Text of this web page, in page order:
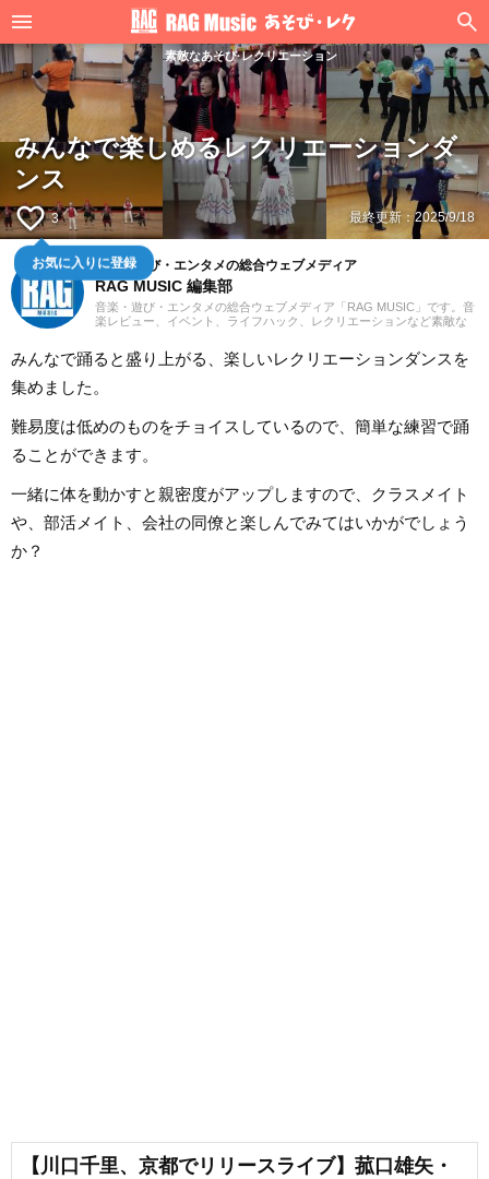
素敵なあそび·レクリエーション
みんなで楽しめるレクリエーションダ
ンス
favorite_border 3
お気に入りに登録
最終更新：2025/9/18
音楽・遊び・エンタメの総合ウェブメディア
RAG MUSIC 編集部
音楽・遊び・エンタメの総合ウェブメディア「RAG MUSIC」です。音
楽レビュー、イベント、ライフハック、レクリエーションなど素敵な
みんなで踊ると盛り上がる、楽しいレクリエーションダンスを
集めました。
難易度は低めのものをチョイスしているので、簡単な練習で踊
ることができます。
一緒に体を動かすと親密度がアップしますので、クラスメイト
や、部活メイト、会社の同僚と楽しんでみてはいかがでしょう
か？
【川口千里、京都でリリースライブ】菰口雄矢・